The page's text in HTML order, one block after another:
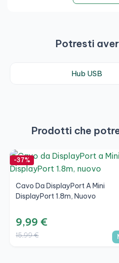
Potresti
Hub USB
Prodotti che
-37%
Cavo Da DisplayPort A Mini
DisplayPort 1.8m, Nuovo
9,99 €
15,99 €